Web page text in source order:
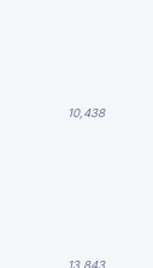
10,438
13,843